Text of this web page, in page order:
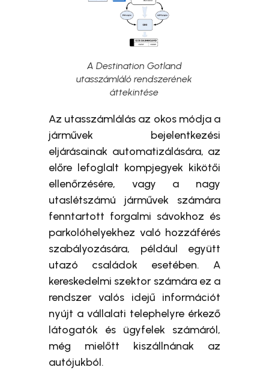
A Destination Gotland
utasszámláló rendszerének
áttekintése
Az utasszámlálás az okos módja a
járművek bejelentkezési
eljárásainak automatizálására, az
előre lefoglalt kompjegyek kikötői
ellenőrzésére, vagy a nagy
utaslétszámú járművek számára
fenntartott forgalmi sávokhoz és
parkolóhelyekhez való hozzáférés
szabályozására, például együtt
utazó családok esetében. A
kereskedelmi szektor számára ez a
rendszer valós idejű információt
nyújt a vállalati telephelyre érkező
látogatók és ügyfelek számáról,
még mielőtt kiszállnának az
autójukból.